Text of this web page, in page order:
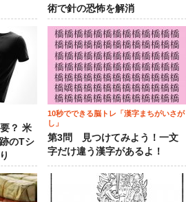
術で針の恐怖を解消
？ 米
のTシ
10秒でできる脳トレ「漢字まちがいさが
し」
第3問 見つけてみよう！一文
字だけ違う漢字があるよ！